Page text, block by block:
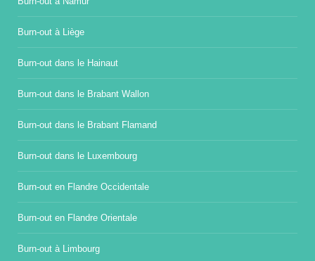
Burn-out à Liège
Burn-out dans le Hainaut
Burn-out dans le Brabant Wallon
Burn-out dans le Brabant Flamand
Burn-out dans le Luxembourg
Burn-out en Flandre Occidentale
Burn-out en Flandre Orientale
Burn-out à Limbourg